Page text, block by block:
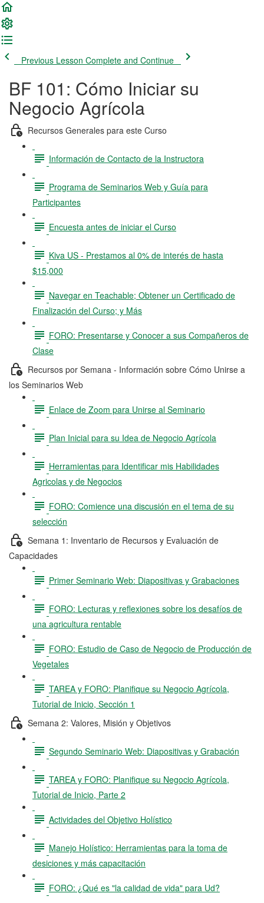
Previous Lesson Complete and Continue
BF 101: Cómo Iniciar su
Negocio Agrícola
Recursos Generales para este Curso
Información de Contacto de la Instructora
Programa de Seminarios Web y Guía para
Participantes
Encuesta antes de iniciar el Curso
Kiva US - Prestamos al 0% de interés de hasta
$15,000
Navegar en Teachable; Obtener un Certificado de
Finalización del Curso; y Más
FORO: Presentarse y Conocer a sus Compañeros de
Clase
Recursos por Semana - Información sobre Cómo Unirse a
los Seminarios Web
Enlace de Zoom para Unirse al Seminario
Plan Inicial para su Idea de Negocio Agrícola
Herramientas para Identificar mis Habilidades
Agricolas y de Negocios
FORO: Comience una discusión en el tema de su
selección
Semana 1: Inventario de Recursos y Evaluación de
Capacidades
Primer Seminario Web: Diapositivas y Grabaciones
FORO: Lecturas y reflexiones sobre los desafíos de
una agricultura rentable
FORO: Estudio de Caso de Negocio de Producción de
Vegetales
TAREA y FORO: Planifique su Negocio Agrícola,
Tutorial de Inicio, Sección 1
Semana 2: Valores, Misión y Objetivos
Segundo Seminario Web: Diapositivas y Grabación
TAREA y FORO: Planifique su Negocio Agrícola,
Tutorial de Inicio, Parte 2
Actividades del Objetivo Holístico
Manejo Holístico: Herramientas para la toma de
desiciones y más capacitación
FORO: ¿Qué es "la calidad de vida" para Ud?